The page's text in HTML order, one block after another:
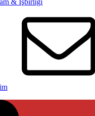
& İşbirliği